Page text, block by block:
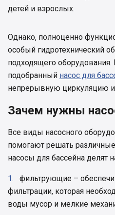
детей и взрослых.
Однако, полноценно
особый гидротехнический
подходящего
подобранный насос для
непрерывную циркуляцию
Зачем нужны
Все виды насосного
помогают решать
насосы для бассейна делят
фильтрующие –
фильтрации, которая
воды мусор и мелкие